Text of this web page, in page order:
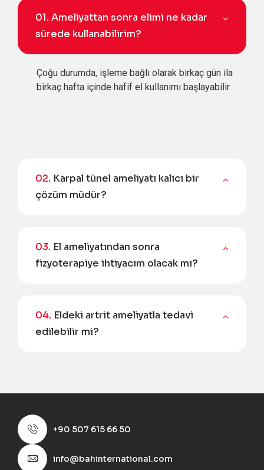
01.
sürede kullanabilirim?
Çoğu durumda, işleme bağlı olarak birkaç gün ila
birkaç hafta içinde hafif el kullanımı başlayabilir.
02.
çözüm müdür?
03.
fizyoterapiye ihtiyacım olacak mı?
04.
edilebilir mi?
+90 507 615 66 50
info@bahinternational.com